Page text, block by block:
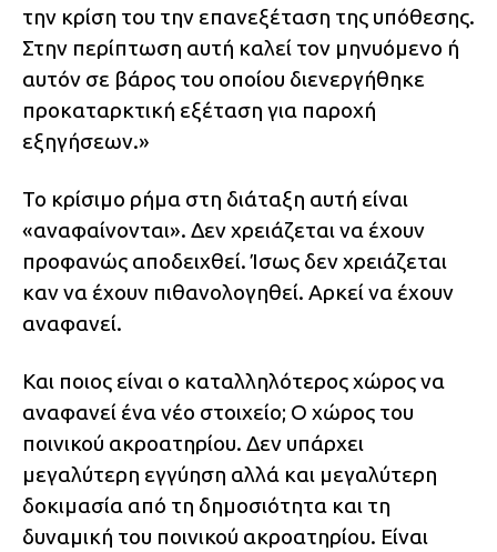
την κρίση του την επανεξέταση της υπόθεσης.
Στην περίπτωση αυτή καλεί τον μηνυόμενο ή
αυτόν σε βάρος του οποίου διενεργήθηκε
προκαταρκτική εξέταση για παροχή
εξηγήσεων.»
Το κρίσιμο ρήμα στη διάταξη αυτή είναι
«αναφαίνονται». Δεν χρειάζεται να έχουν
προφανώς αποδειχθεί. Ίσως δεν χρειάζεται
καν να έχουν πιθανολογηθεί. Αρκεί να έχουν
αναφανεί.
Και ποιος είναι ο καταλληλότερος χώρος να
αναφανεί ένα νέο στοιχείο; Ο χώρος του
ποινικού ακροατηρίου. Δεν υπάρχει
μεγαλύτερη εγγύηση αλλά και μεγαλύτερη
δοκιμασία από τη δημοσιότητα και τη
δυναμική του ποινικού ακροατηρίου. Είναι